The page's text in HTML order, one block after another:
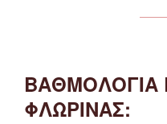
ΒΑΘΜΟΛΟΓΙΑ
ΦΛΩΡΙΝΑΣ: